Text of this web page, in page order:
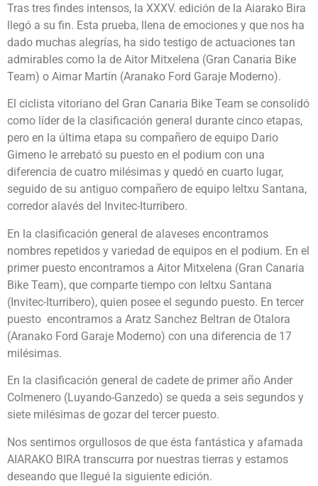
Tras tres findes intensos, la XXXV. edición de la Aiarako Bira
llegó a su fin. Esta prueba, llena de emociones y que nos ha
dado muchas alegrías, ha sido testigo de actuaciones tan
admirables como la de Aitor Mitxelena (Gran Canaria Bike
Team) o Aimar Martín (Aranako Ford Garaje Moderno).
El ciclista vitoriano del Gran Canaria Bike Team se consolidó
como líder de la clasificación general durante cinco etapas,
pero en la última etapa su compañero de equipo Dario
Gimeno le arrebató su puesto en el podium con una
diferencia de cuatro milésimas y quedó en cuarto lugar,
seguido de su antiguo compañero de equipo Ieltxu Santana,
corredor alavés del Invitec-Iturribero.
En la clasificación general de alaveses encontramos
nombres repetidos y variedad de equipos en el podium. En el
primer puesto encontramos a Aitor Mitxelena (Gran Canaria
Bike Team), que comparte tiempo con Ieltxu Santana
(Invitec-Iturribero), quien posee el segundo puesto. En tercer
puesto encontramos a Aratz Sanchez Beltran de Otalora
(Aranako Ford Garaje Moderno) con una diferencia de 17
milésimas.
En la clasificación general de cadete de primer año Ander
Colmenero (Luyando-Ganzedo) se queda a seis segundos y
siete milésimas de gozar del tercer puesto.
Nos sentimos orgullosos de que ésta fantástica y afamada
AIARAKO BIRA transcurra por nuestras tierras y estamos
deseando que llegué la siguiente edición.